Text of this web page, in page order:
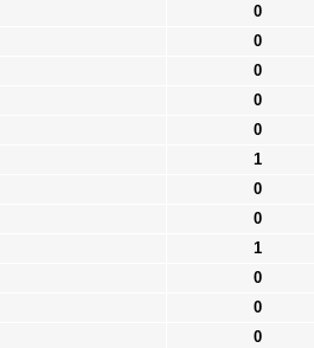
0
0
0
0
0
1
0
0
1
0
0
0